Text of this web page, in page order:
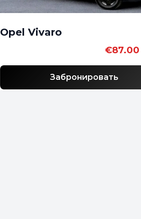
Opel Vivaro
€87.00
Забронировать